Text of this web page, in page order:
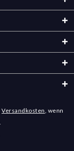
Versandkosten , wenn